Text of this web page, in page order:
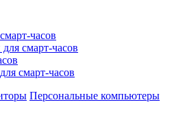
часов
смарт-часов
смарт-часов
Персональные компьютеры